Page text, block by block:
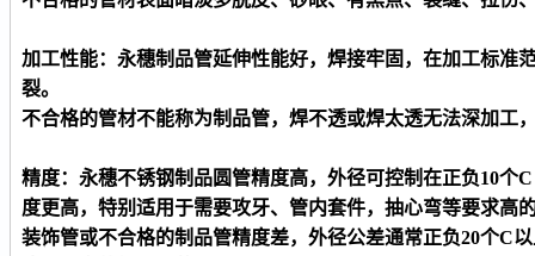
加工性能：永穗制品管延伸性能好，焊接牢固，在加工标准
裂。
不合格的管材不能称为制品管，焊不透或焊太透无法深加工
精度：永穗不锈钢制品圆管精度高，外径可控制在正负10个
度更高，特别适用于需要攻牙、管内套件，抽心弯等要求高
装饰管或不合格的制品管精度差，外径公差通常正负20个C